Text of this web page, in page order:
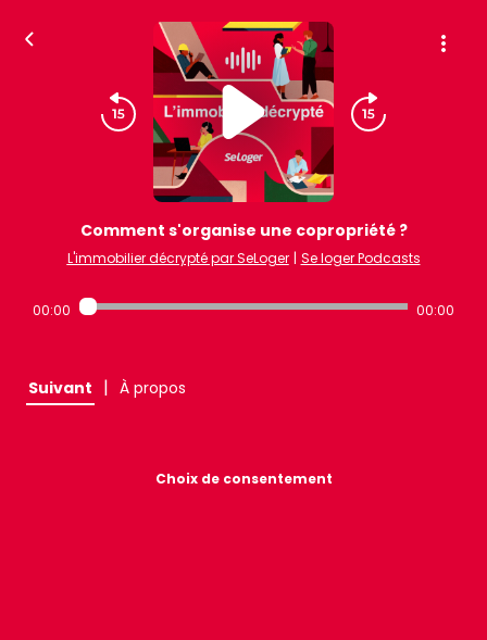
Comment s'organise une copropriété ?
L'immobilier décrypté par SeLoger | Se loger Podcasts
00:00 00:00
Suivant | À propos
Choix de consentement